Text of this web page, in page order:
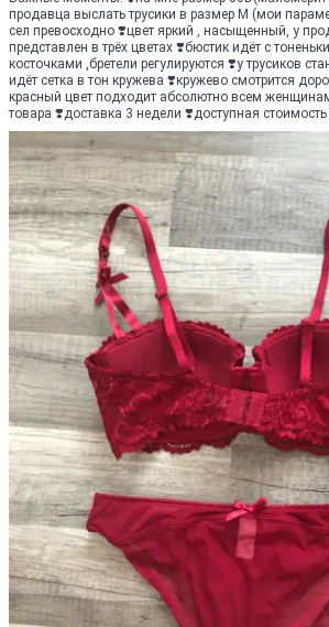
продавца выслать трусики в размер М (мои
сел превосходно ❣️цвет яркий , насыщенный, у
представлен в трёх цветах ❣️бюстик идёт с
косточками ,бретели регулируются ❣️у трусиков
идёт сетка в тон кружева ❣️кружево смотрится
красный цвет подходит абсолютно всем
товара ❣️доставка 3 недели ❣️доступная стоимость